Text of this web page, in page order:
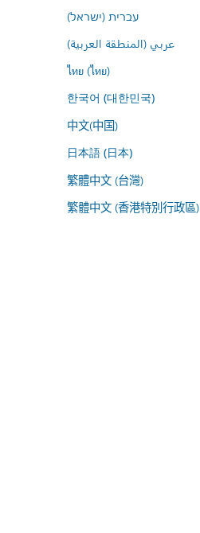
עברית (ישראל)
عربي (المنطقة العربية)
ไทย (ไทย)
한국어 (대한민국)
中文(中国)
日本語 (日本)
繁體中文 (台灣)
繁體中文 (香港特別行政區)